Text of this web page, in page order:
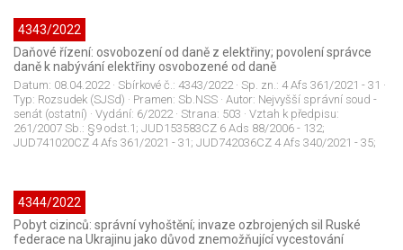
4343/2022
Daňové řízení: osvobození od daně z elektřiny; povolení správce
daně k nabývání elektřiny osvobozené od daně
Datum: 08.04.2022· Sbírkové č.: 4343/2022· Sp. zn.: 4 Afs 361/2021 - 31 ·
Typ: Rozsudek (SJSd) · Pramen: Sb.NSS · Autor: Nejvyšší správní soud -
senát (ostatní) · Vydání: 6/2022· Strana: 503 · Vztah k předpisu:
261/2007 Sb.: §9 odst.1; JUD153583CZ 6 Ads 88/2006 - 132;
JUD741020CZ 4 Afs 361/2021 - 31; JUD742036CZ 4 Afs 340/2021 - 35;
4344/2022
Pobyt cizinců: správní vyhoštění; invaze ozbrojených sil Ruské
federace na Ukrajinu jako důvod znemožňující vycestování